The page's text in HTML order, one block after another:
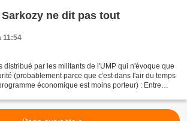
ne dit pas tout
11:54
distribué par les militants de l'UMP qui n'évoque que
(probablement parce que c'est dans l'air du temps
économique est moins porteur) : Entre